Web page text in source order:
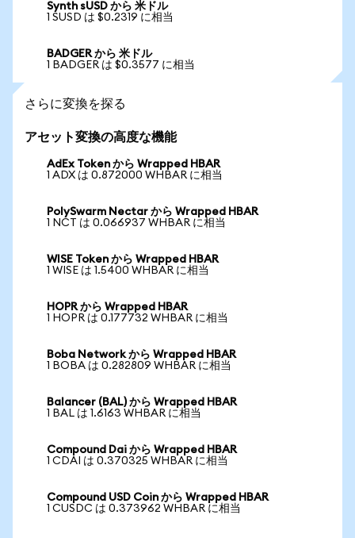
Synth sUSD から 米ドル
1 SUSD は $0.2319 に相当
BADGER から 米ドル
1 BADGER は $0.3577 に相当
さらに変換を探る
アセット変換の高度な機能
AdEx Token から Wrapped HBAR
1 ADX は 0.872000 WHBAR に相当
PolySwarm Nectar から Wrapped HBAR
1 NCT は 0.066937 WHBAR に相当
WISE Token から Wrapped HBAR
1 WISE は 1.5400 WHBAR に相当
HOPR から Wrapped HBAR
1 HOPR は 0.177732 WHBAR に相当
Boba Network から Wrapped HBAR
1 BOBA は 0.282809 WHBAR に相当
Balancer (BAL) から Wrapped HBAR
1 BAL は 1.6163 WHBAR に相当
Compound Dai から Wrapped HBAR
1 CDAI は 0.370325 WHBAR に相当
Compound USD Coin から Wrapped HBAR
1 CUSDC は 0.373962 WHBAR に相当